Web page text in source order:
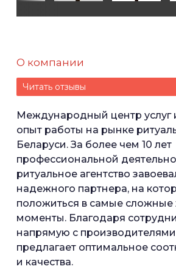
О компании
Читать отзывы
Международный центр услуг
опыт работы на рынке
Беларуси. За более чем 10 лет
профессиональной
ритуальное агентство
надежного партнера, на
положиться в самые
моменты. Благодаря
напрямую с
предлагает оптимальное
и качества.